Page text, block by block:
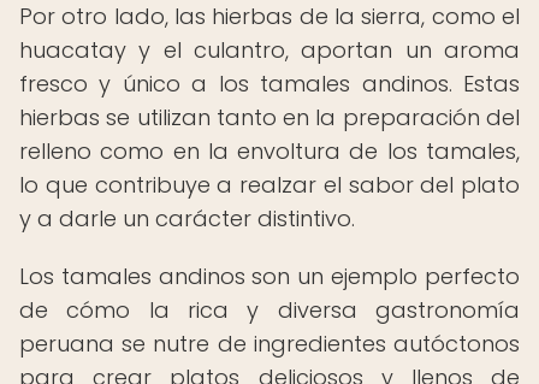
Por otro lado, las hierbas de la sierra, como el
huacatay y el culantro, aportan un aroma
fresco y único a los tamales andinos. Estas
hierbas se utilizan tanto en la preparación del
relleno como en la envoltura de los tamales,
lo que contribuye a realzar el sabor del plato
y a darle un carácter distintivo.
Los tamales andinos son un ejemplo perfecto
de cómo la rica y diversa gastronomía
peruana se nutre de ingredientes autóctonos
para crear platos deliciosos y llenos de